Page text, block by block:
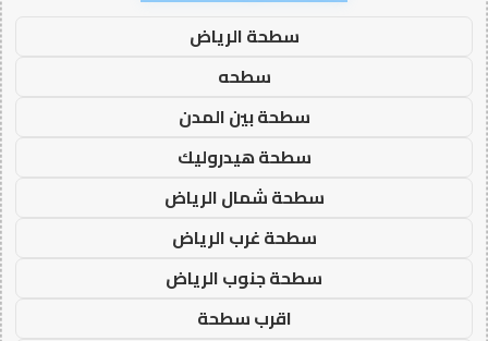
سطحة الرياض
سطحه
سطحة بين المدن
سطحة هيدروليك
سطحة شمال الرياض
سطحة غرب الرياض
سطحة جنوب الرياض
اقرب سطحة